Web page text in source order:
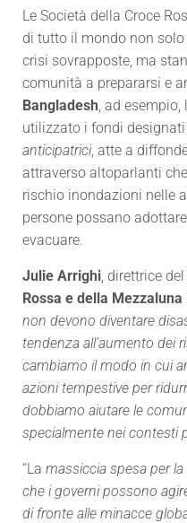
Le Società della Croce
di tutto il mondo non
crisi sovrapposte, ma
comunità a prepararsi e
Bangladesh, ad
utilizzato i fondi designati
anticipatrici, atte a
attraverso altoparlanti
rischio inondazioni nelle
persone possano
evacuare.
Julie Arrighi, direttrice del
Rossa e della Mezzaluna
non devono diventare
tendenza all’aumento dei
cambiamo il modo in cui
azioni tempestive per
dobbiamo aiutare le
specialmente nei contesti
“La massiccia spesa per
che i governi possono
di fronte alle minacce